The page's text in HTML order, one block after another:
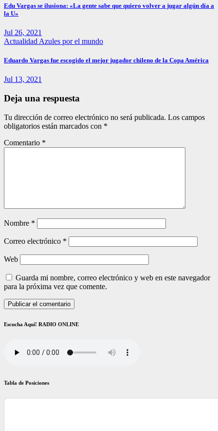
Edu Vargas se ilusiona: «La gente sabe que quiero volver a jugar algún día a
la U»
Jul 26, 2021
Actualidad Azules por el mundo
Eduardo Vargas fue escogido el mejor jugador chileno de la Copa América
Jul 13, 2021
Deja una respuesta
Tu dirección de correo electrónico no será publicada. Los campos
obligatorios están marcados con *
Comentario *
Nombre *
Correo electrónico *
Web
Guarda mi nombre, correo electrónico y web en este navegador
para la próxima vez que comente.
Escucha Aquí! RADIO ONLINE
Tabla de Posiciones